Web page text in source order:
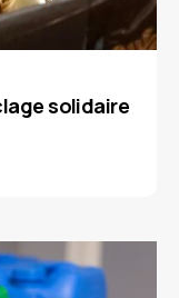
solidaire